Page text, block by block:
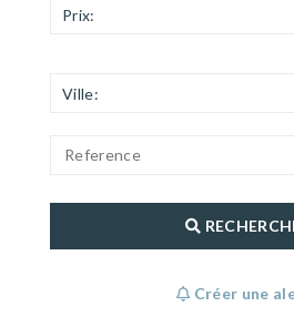
Prix:
Ville:
Créer une